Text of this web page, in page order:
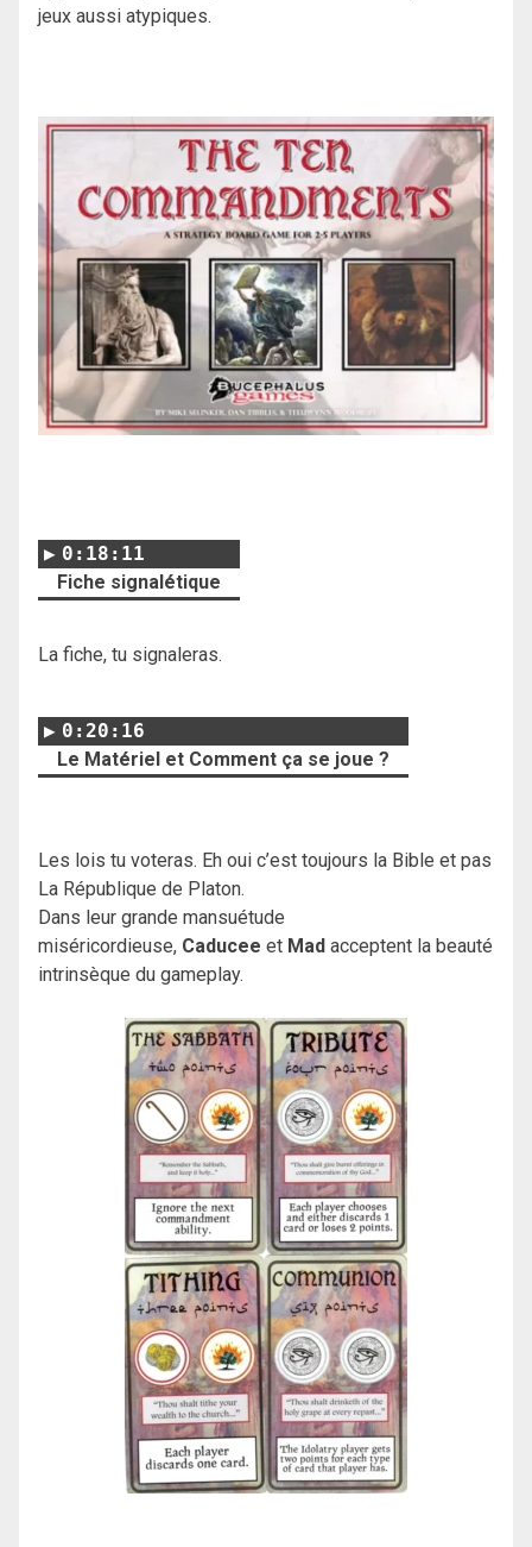
jeux aussi atypiques.
0:18:11
Fiche signalétique
La fiche, tu signaleras.
0:20:16
Le Matériel et Comment ça se joue ?
Les lois tu voteras. Eh oui c’est toujours la Bible et pas
La République de Platon.
Dans leur grande mansuétude
miséricordieuse, Caducee et Mad acceptent la beauté
intrinsèque du gameplay.